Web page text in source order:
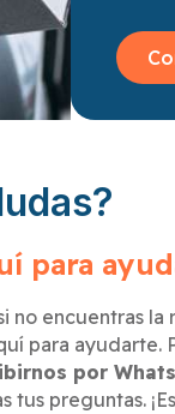
para
no encuentras la
para ayudarte.
por
tus preguntas.